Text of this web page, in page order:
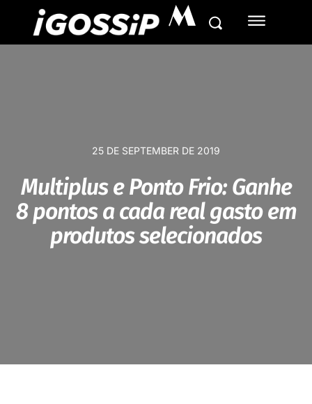
M
25 DE SEPTEMBER DE 2019
Multiplus e Ponto Frio: Ganhe
8 pontos a cada real gasto em
produtos selecionados